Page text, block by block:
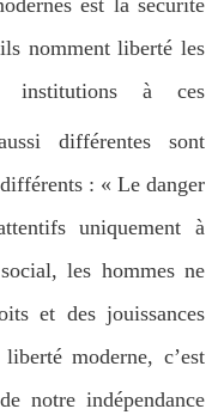
est la sécurité
nomment liberté les
institutions à ces
différentes sont
: « Le danger
uniquement à
les hommes ne
et des jouissances
moderne, c’est
notre indépendance